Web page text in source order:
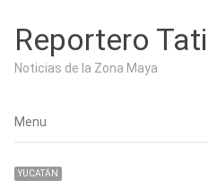
Reportero
Noticias de la Zona Maya
Menu
Menu
YUCATÁN